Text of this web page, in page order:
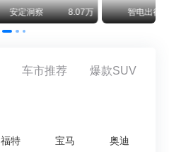
安定洞察 8.07万 智电出行
车市推荐 爆款SUV
福特 宝马 奥迪